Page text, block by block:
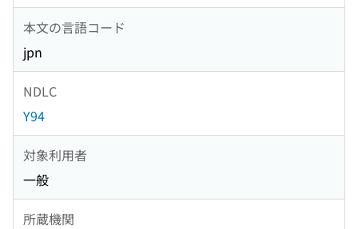
本文の言語コード
jpn
NDLC
Y94
対象利用者
一般
所蔵機関